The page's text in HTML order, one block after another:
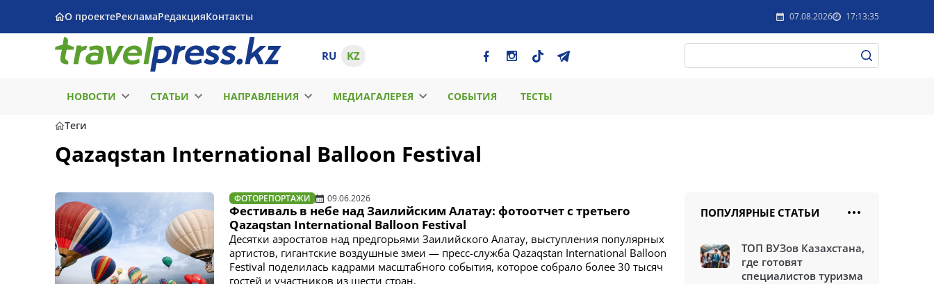
О проектеРекламаРедакцияКонтакты 07.08.2026 17:13:35
RU KZ
НОВОСТИ СТАТЬИ НАПРАВЛЕНИЯ МЕДИАГАЛЕРЕЯ СОБЫТИЯ ТЕСТЫ
Теги
Qazaqstan International Balloon Festival
ФОТОРЕПОРТАЖИ 09.06.2026
Фестиваль в небе над Заилийским Алатау: фотоотчет с третьего
Qazaqstan International Balloon Festival
Десятки аэростатов над предгорьями Заилийского Алатау, выступления популярных
артистов, гигантские воздушные змеи — пресс-служба Qazaqstan International Balloon
Festival поделилась кадрами масштабного события, которое собрало более 30 тысяч
гостей и участников из шести стран.
ПОПУЛЯРНЫЕ СТАТЬИ
ТОП ВУЗов Казахстана,
где готовят
специалистов туризма